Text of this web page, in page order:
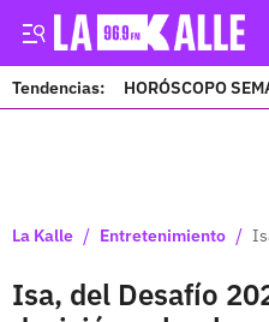
Tendencias: HORÓSCOPO
La Kalle / Entretenimiento /
Isa, del Desafío